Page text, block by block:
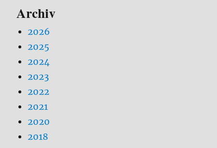
Archiv
2026
2025
2024
2023
2022
2021
2020
2018